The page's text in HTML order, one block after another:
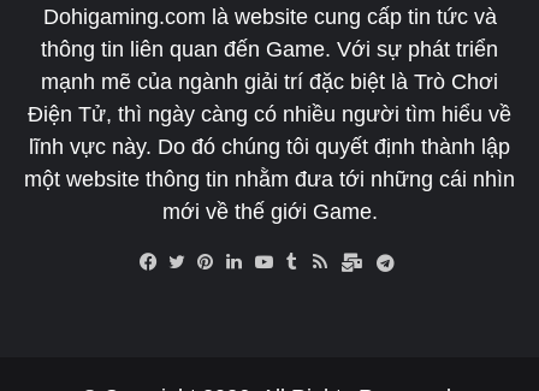
Dohigaming.com là website cung cấp tin tức và
thông tin liên quan đến Game. Với sự phát triển
mạnh mẽ của ngành giải trí đặc biệt là Trò Chơi
Điện Tử, thì ngày càng có nhiều người tìm hiểu về
lĩnh vực này. Do đó chúng tôi quyết định thành lập
một website thông tin nhằm đưa tới những cái nhìn
mới về thế giới Game.
TumblrRSS
Tele